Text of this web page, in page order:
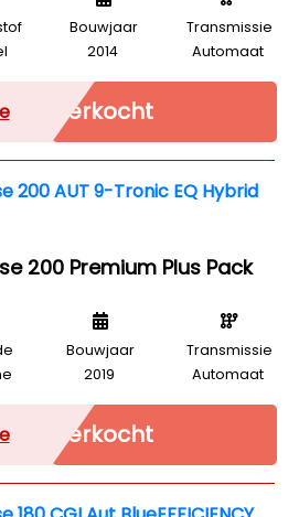
Bouwjaar
2014
Transmissie
Automaat
Verkocht
200 Premium Plus Pack
Bouwjaar
2019
Transmissie
Automaat
Verkocht